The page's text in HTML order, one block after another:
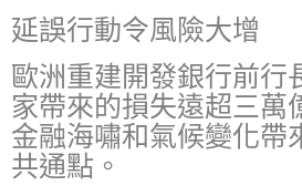
延誤行動令風險大增
歐洲重建開發銀行前行
家帶來的損失遠超三萬
金融海嘯和氣候變化帶
共通點。